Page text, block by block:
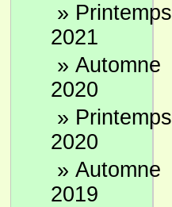
» Printemps
2021
» Automne
2020
» Printemps
2020
» Automne
2019